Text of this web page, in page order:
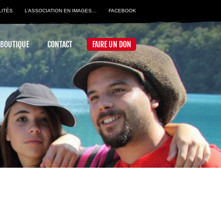
L’ASSOCIATION EN IMAGES… FACEBOOK
CONTACT FAIRE UN DON